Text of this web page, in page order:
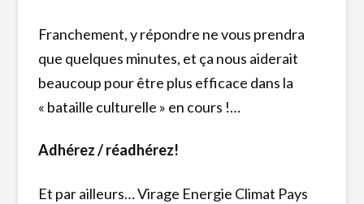
Franchement, y répondre ne vous prendra
que quelques minutes, et ça nous aiderait
beaucoup pour être plus efficace dans la
« bataille culturelle » en cours !…
Adhérez / réadhérez!
Et par ailleurs… Virage Energie Climat Pays